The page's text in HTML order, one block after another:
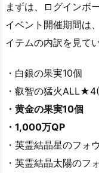
まずは、ログインボ
イベント開催期間は
イテムの内訳を見てい
・白銀の果実10個
・叡智の猛火
・黄金の果実10個
・1,000万QP
・英霊結晶星のフ
・英霊結晶太陽の